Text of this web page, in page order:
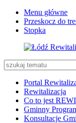
Menu główne
Przeskocz do
Stopka
Portal
Rewitalizacja
Co to jest
Gminny
Konsultacje